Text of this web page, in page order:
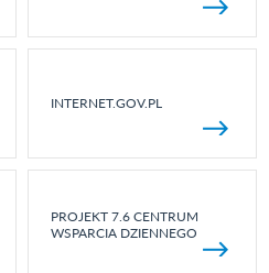
INTERNET.GOV.PL
PROJEKT 7.6 CENTRUM
WSPARCIA DZIENNEGO